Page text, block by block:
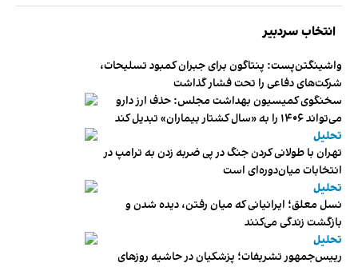
انتخاب سردبیر
واشینگتن‌پست: پنتاگون برای جبران کمبود تسلیحات،
شرکت‌های دفاعی را تحت فشار گذاشت
سخنگوی کمیسیون بهداشت مجلس: حذف ارز دارو
می‌تواند ۱۴۰۶ را به «سال کشتار بیماران» تبدیل کند
تحلیل
تهران با طولانی کردن جنگ در پی ضربه زدن به ترامپ در
انتخابات میان‌دوره‌ای است
تحلیل
نسل معلق؛ ایرانیانی که میان رفتن، دیده شدن و
بازگشت زندگی می‌کنند
تحلیل
رییس‌جمهور تشریفات؛ پزشکیان در حاشیه روزهای